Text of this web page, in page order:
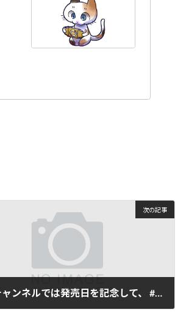
次の記事
SEMチャンネルでは発売日を記念して、 #ゼノギアス の関連楽曲をライブ配信します！